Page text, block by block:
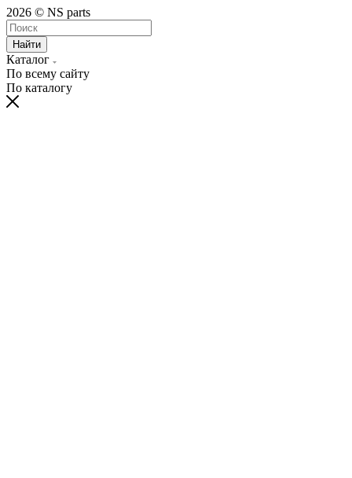
2026 © NS parts
Найти
Каталог
По всему сайту
По каталогу